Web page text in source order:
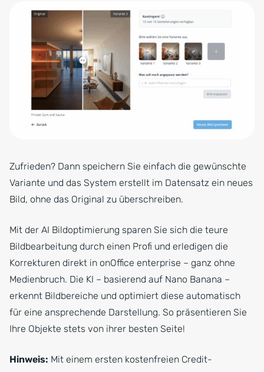
Zufrieden? Dann speichern Sie einfach die gewünschte
Variante und das System erstellt im Datensatz ein neues
Bild, ohne das Original zu überschreiben.
Mit der AI Bildoptimierung sparen Sie sich die teure
Bildbearbeitung durch einen Profi und erledigen die
Korrekturen direkt in onOffice enterprise – ganz ohne
Medienbruch. Die KI – basierend auf Nano Banana –
erkennt Bildbereiche und optimiert diese automatisch
für eine ansprechende Darstellung. So präsentieren Sie
Ihre Objekte stets von ihrer besten Seite!
Hinweis: Mit einem ersten kostenfreien Credit-